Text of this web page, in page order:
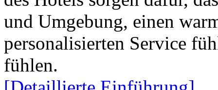
und Umgebung, einen
personalisierten Service
fühlen.